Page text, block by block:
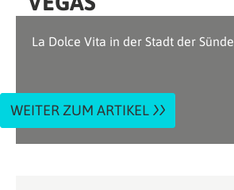
La Dolce Vita in der Stadt der Sünde
WEITER ZUM ARTIKEL